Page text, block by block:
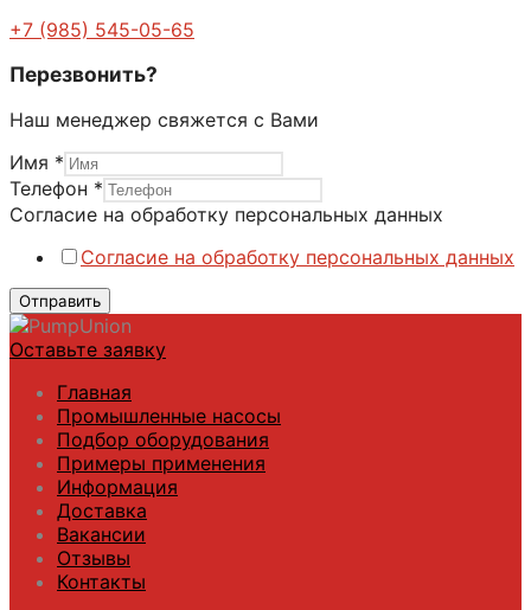
+7 (985) 545-05-65
Перезвонить?
Наш менеджер свяжется с Вами
Имя *
Согласие
данных
Телефон *
Согласие на обработку персональных данных
Согласие на обработку персональных данных
Отправить
Оставьте заявку
Главная
Промышленные насосы
Подбор оборудования
Примеры применения
Информация
Доставка
Вакансии
Отзывы
Контакты